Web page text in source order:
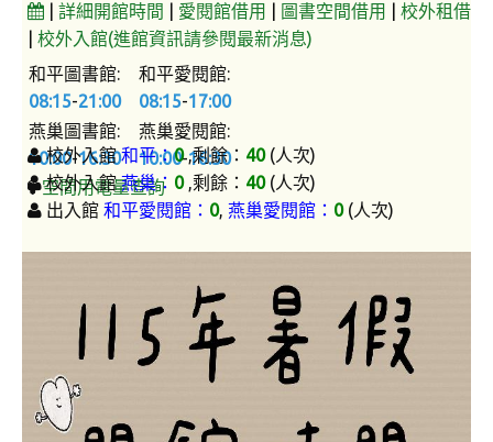
校園授權軟體
AI 應用/檢測工具
Google Workspace教育版
Microsoft 365 教育版
掠奪性期刊查詢
論文系統
EndNote 書目管理
詳細開館時間 愛閱館借用 圖書空間借用
校外租借
校外入館(進館資訊請參閱最新消息)
和平圖書館:
08:15-21:00
和平愛閱館:
08:15-17:00
燕巢圖書館:
10:00-16:30
燕巢愛閱館:
10:00-16:30
空間用電量查詢
校外入館和平：0,剩餘： 40(人次)
校外入館燕巢： 0 ,剩餘： 40(人次)
出入館 和平愛閱館： 0, 燕巢愛閱館： 0(人次)